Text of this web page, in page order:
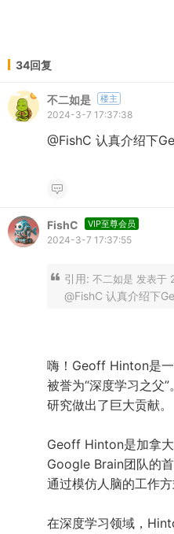
34回复
不二如是 楼主
2024-3-7 17:37:38
@FishC 认真介绍下
FishC VIP至尊会员
2024-3-7 17:37:55
引用: 不二如是 发表于
@FishC 认真介绍下
嗨！Geoff Hinton是一
被誉为“深度学习之父
研究做出了巨大贡献。
Geoff Hinton是加拿
Google Brain团队的
通过模仿人脑的工作
在深度学习领域，